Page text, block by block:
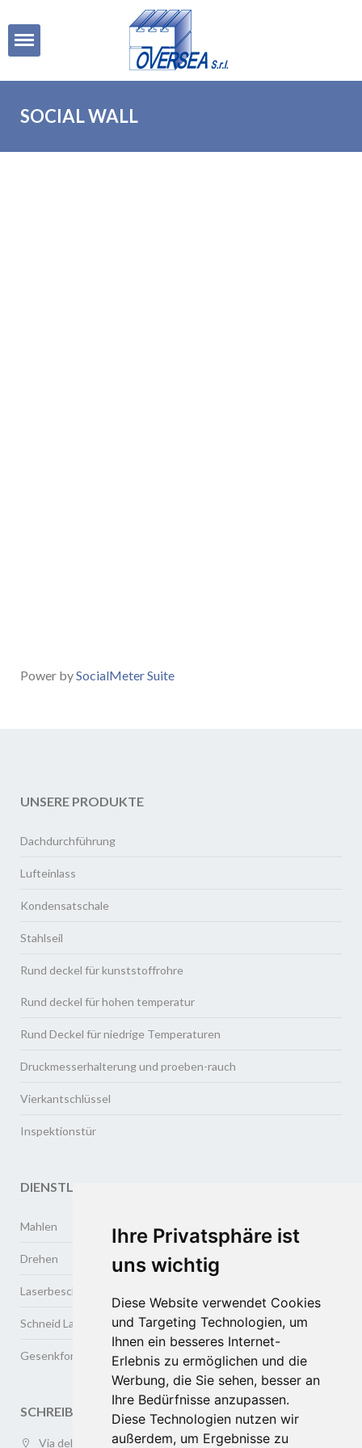
Ihre Privatsphäre ist
uns wichtig
Diese Website verwendet Cookies
und Targeting Technologien, um
Ihnen ein besseres Internet-
Erlebnis zu ermöglichen und die
Werbung, die Sie sehen, besser an
Ihre Bedürfnisse anzupassen.
Diese Technologien nutzen wir
außerdem, um Ergebnisse zu
Open
SOCIAL WALL
Power bySocialMeter Suite
UNSERE PRODUKTE
Dachdurchführung
Lufteinlass
Kondensatschale
Stahlseil
Rund deckel für kunststoffrohre
Rund deckel für hohen temperatur
Rund Deckel für niedrige Temperaturen
Druckmesserhalterung und proeben-rauch
Vierkantschlüssel
Inspektionstür
DIENSTLEISTUNGEN
Mahlen
Drehen
Laserbeschriftung
Schneid Lasweschweisse
Gesenkformen und tiefziehen von metallen
SCHREIBEN SIE UNS
Via della Meccanica 3/a (ZAI), 37139 VERONA